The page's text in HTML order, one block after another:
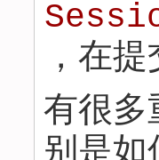
，在
有很多
别是